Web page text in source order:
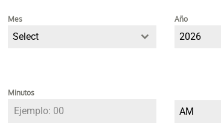
Mes
Select
Año
2026
Minutos
AM